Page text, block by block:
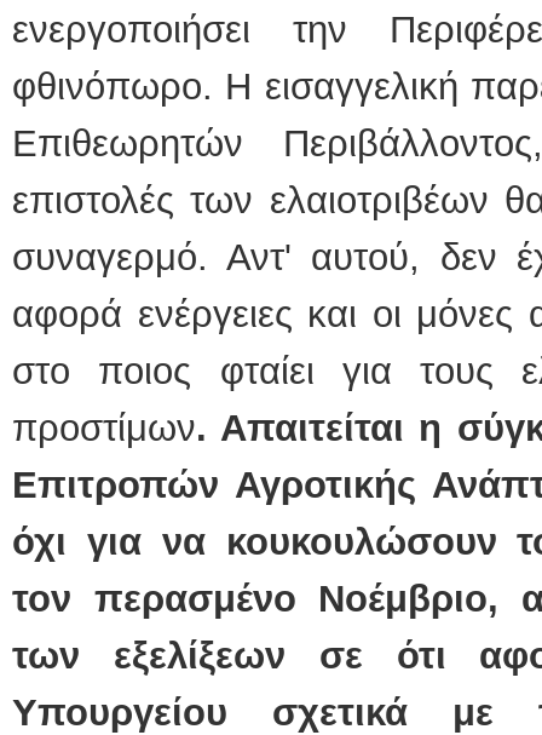
ενεργοποιήσει την
φθινόπωρο. Η εισαγγελική
Επιθεωρητών
επιστολές των ελαιοτριβέων
συναγερμό. Αντ' αυτού, δεν
αφορά ενέργειες και οι μόνες
στο ποιος φταίει για τους
προστίμων. Απαιτείται η
Επιτροπών Αγροτικής
όχι για να κουκουλώσουν
τον περασμένο Νοέμβριο,
των εξελίξεων σε ότι
Υπουργείου σχετικά με